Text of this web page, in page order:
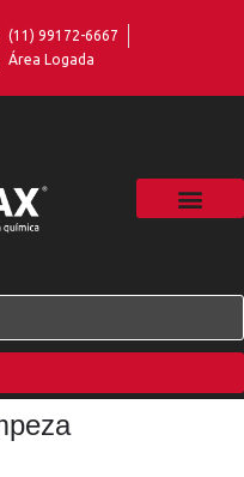
(11) 99172-6667
Área Logada